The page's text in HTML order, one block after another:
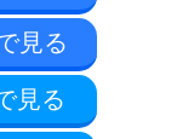
見る
見る